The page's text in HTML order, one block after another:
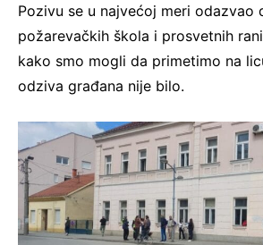
Pozivu se u najvećoj meri odazvao
požarevačkih škola i prosvetnih
kako smo mogli da primetimo na
odziva građana nije bilo.